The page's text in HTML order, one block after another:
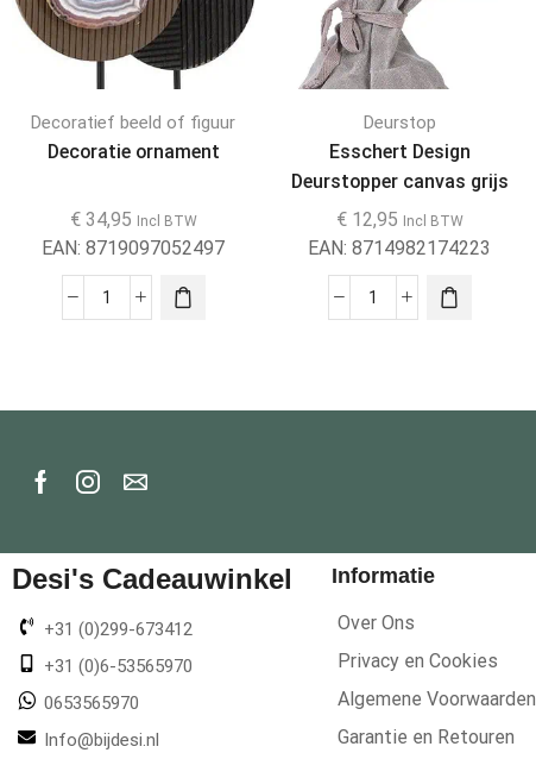
Decoratief beeld of figuur
Decoratie ornament
€34,95 Incl BTW
EAN: 8719097052497
Deurstop
Esschert Design
Deurstopper canvas grijs
26 cm
Deurstop/deurvastzetter
€12,95 Incl BTW
EAN: 8714982174223
Desi's Cadeauwinkel
+31 (0)299-673412
+31 (0)6-53565970
0653565970
Info@bijdesi.nl
Informatie
Over Ons
Privacy en Cookies
Algemene Voorwaarden
Garantie en Retouren